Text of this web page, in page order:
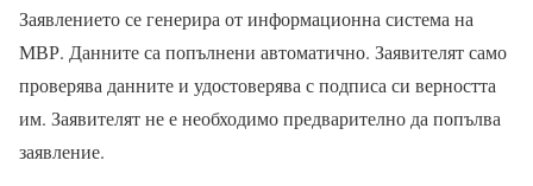
Заявлението се генерира от информационна система на
МВР. Данните са попълнени автоматично. Заявителят само
проверява данните и удостоверява с подписа си верността
им. Заявителят не е необходимо предварително да попълва
заявление.